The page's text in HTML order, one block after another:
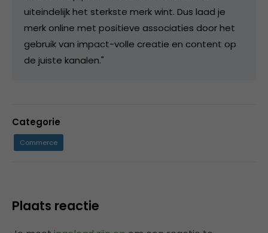
uiteindelijk het sterkste merk wint. Dus laad je
merk online met positieve associaties door het
gebruik van impact-volle creatie en content op
de juiste kanalen."
Categorie
Commerce
Plaats reactie